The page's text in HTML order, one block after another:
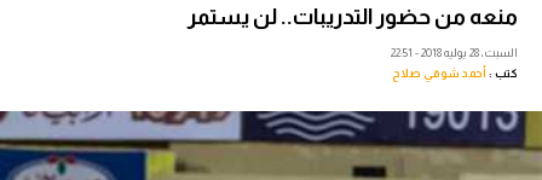
فانتازي في الجول
فيديوهات
منعه من حضور التدريبات.. لن يستمر
السبت، 28 يوليه 2018 - 22:51
كتب : أحمد شوقي صلاح